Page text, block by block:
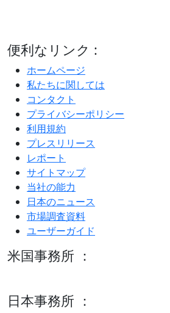
便利なリンク :
ホームページ
私たちに関しては
コンタクト
プライバシーポリシー
利用規約
プレスリリース
レポート
サイトマップ
当社の能力
日本のニュース
市場調査資料
ユーザーガイド
米国事務所 ：
日本事務所 ：